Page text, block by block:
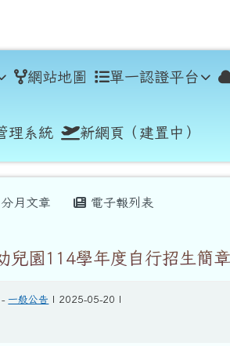
網站地圖 單一認證平台
理系統 新網頁（建置中）
月文章 電子報列表
兒園114學年度自行招生簡章
- 一般公告 | 2025-05-20 |